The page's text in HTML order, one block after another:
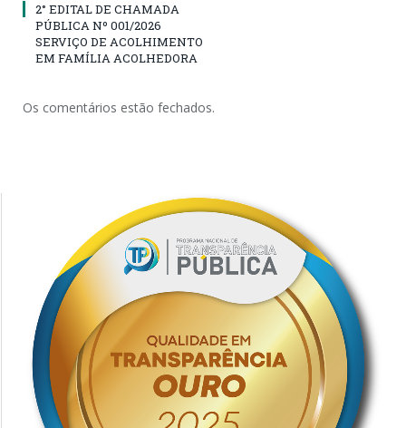
2° EDITAL DE CHAMADA
PÚBLICA Nº 001/2026
SERVIÇO DE ACOLHIMENTO
EM FAMÍLIA ACOLHEDORA
Os comentários estão fechados.